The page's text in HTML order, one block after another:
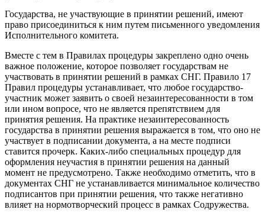
Государства, не участвующие в принятии решений, имеют
право присоединиться к ним путем письменного уведомления
Исполнительного комитета.
Вместе с тем в Правилах процедуры закреплено одно очень
важное положение, которое позволяет государствам не
участвовать в принятии решений в рамках СНГ. Правило 17
Правил процедуры устанавливает, что любое государство-
участник может заявить о своей незаинтересованности в том
или ином вопросе, что не является препятствием для
принятия решения. На практике незаинтересованность
государства в принятии решения выражается в том, что оно не
участвует в подписании документа, а на месте подписи
ставится прочерк. Каких-либо специальных процедур для
оформления неучастия в принятии решения на данный
момент не предусмотрено. Также необходимо отметить, что в
документах СНГ не устанавливается минимальное количество
подписантов при принятии решения, что также негативно
влияет на нормотворческий процесс в рамках Содружества.